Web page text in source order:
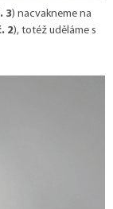
3) nacvakneme na
2), totéž uděláme s